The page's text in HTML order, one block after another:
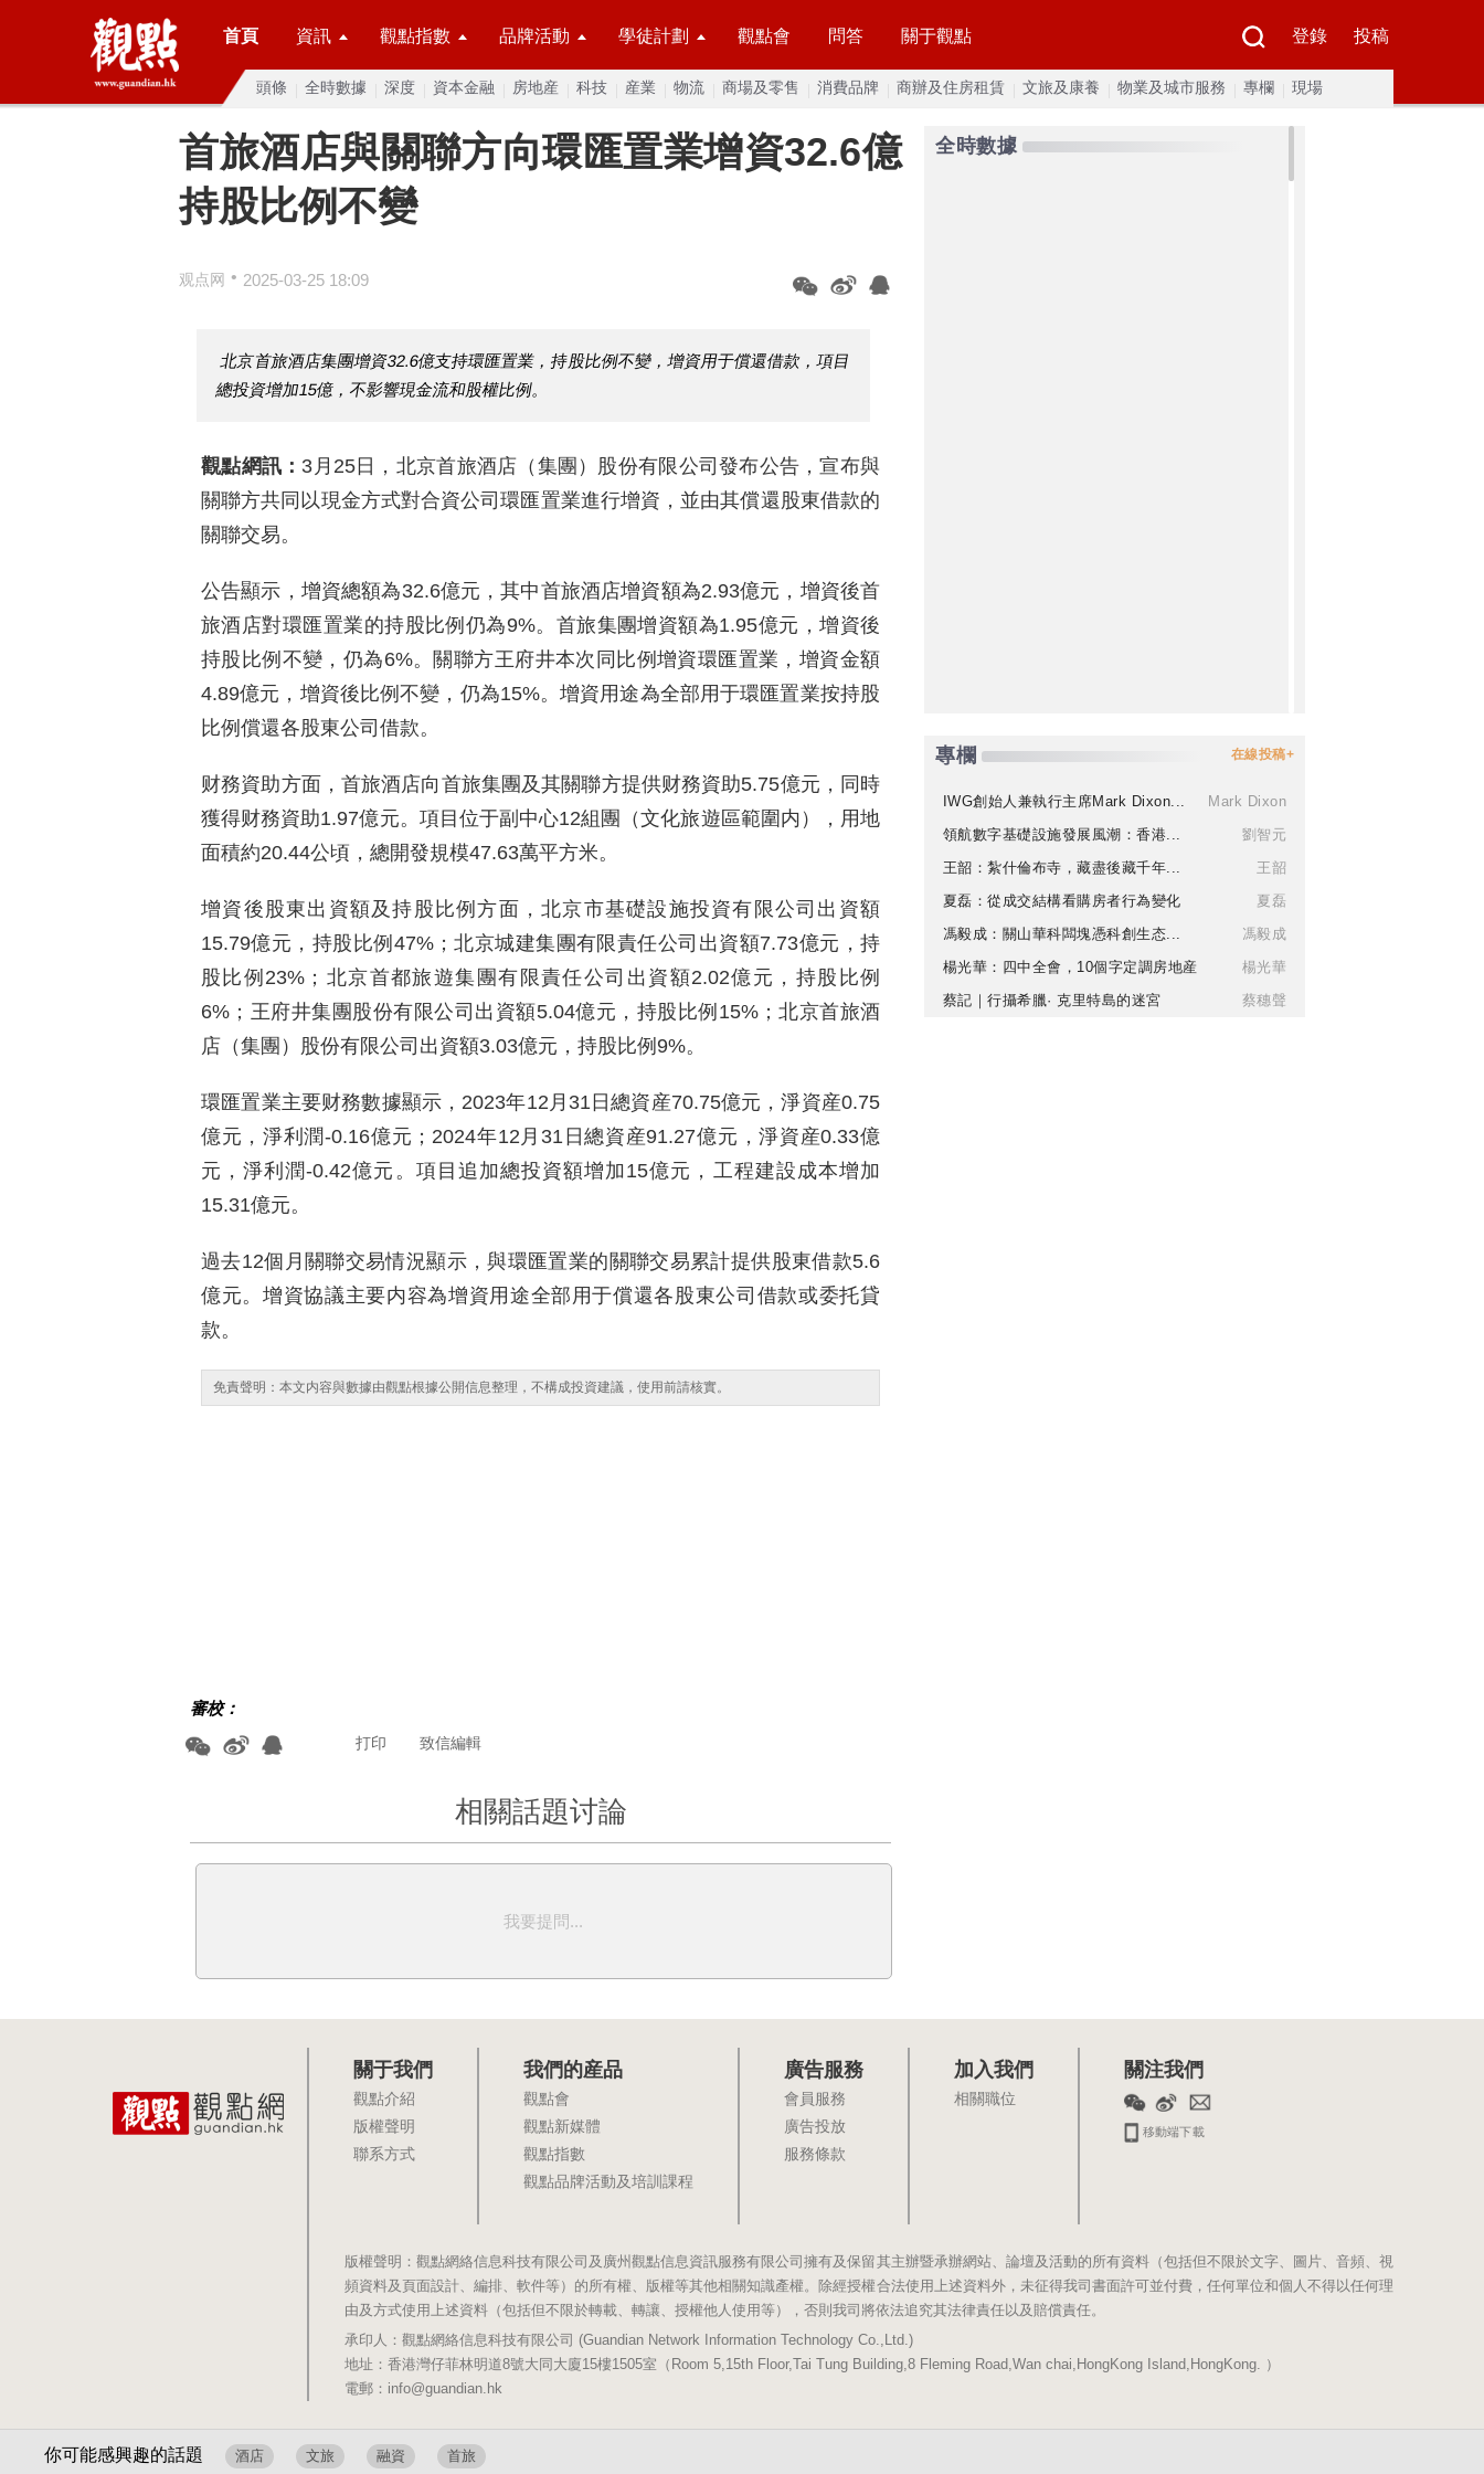
首頁 資訊 觀點指數 品牌活動 學徒計劃 觀點會 問答 關于觀點 登錄 投稿
頭條 全時數據 深度 資本金融 房地産 科技 産業 物流 商場及零售 消費品牌 商辦及住房租賃 文旅及康養 物業及城市服務 專欄 現場
首旅酒店與關聯方向環匯置業增資32.6億
持股比例不變
观点网 • 2025-03-25 18:09
北京首旅酒店集團增資32.6億支持環匯置業，持股比例不變，增資用于償還借款，項目
總投資增加15億，不影響現金流和股權比例。
觀點網訊： 3月25日，北京首旅酒店（集團）股份有限公司發布公告，宣布與
關聯方共同以現金方式對合資公司環匯置業進行增資，並由其償還股東借款的
關聯交易。
公告顯示，增資總額為32.6億元，其中首旅酒店增資額為2.93億元，增資後首
旅酒店對環匯置業的持股比例仍為9%。首旅集團增資額為1.95億元，增資後
持股比例不變，仍為6%。關聯方王府井本次同比例增資環匯置業，增資金額
4.89億元，增資後比例不變，仍為15%。增資用途為全部用于環匯置業按持股
比例償還各股東公司借款。
财務資助方面，首旅酒店向首旅集團及其關聯方提供财務資助5.75億元，同時
獲得财務資助1.97億元。項目位于副中心12組團（文化旅遊區範圍内），用地
面積約20.44公頃，總開發規模47.63萬平方米。
增資後股東出資額及持股比例方面，北京市基礎設施投資有限公司出資額
15.79億元，持股比例47%；北京城建集團有限責任公司出資額7.73億元，持
股比例23%；北京首都旅遊集團有限責任公司出資額2.02億元，持股比例
6%；王府井集團股份有限公司出資額5.04億元，持股比例15%；北京首旅酒
店（集團）股份有限公司出資額3.03億元，持股比例9%。
環匯置業主要财務數據顯示，2023年12月31日總資産70.75億元，淨資産0.75
億元，淨利潤-0.16億元；2024年12月31日總資産91.27億元，淨資産0.33億
元，淨利潤-0.42億元。項目追加總投資額增加15億元，工程建設成本增加
15.31億元。
過去12個月關聯交易情況顯示，與環匯置業的關聯交易累計提供股東借款5.6
億元。增資協議主要内容為增資用途全部用于償還各股東公司借款或委托貸
款。
免責聲明：本文内容與數據由觀點根據公開信息整理，不構成投資建議，使用前請核實。
審校：
致信編輯
打印
相關話題讨論
我要提問...
全時數據
專欄 在線投稿+
IWG創始人兼執行主席Mark Dixon...
Mark Dixon
領航數字基礎設施發展風潮：香港...
劉智元
王韶：紮什倫布寺，藏盡後藏千年...
王韶
夏磊：從成交結構看購房者行為變化
夏磊
馮毅成：關山華科闆塊憑科創生态...
馮毅成
楊光華：四中全會，10個字定調房地産
楊光華
蔡記｜行攝希臘· 克里特島的迷宮
蔡穗聲
你可能感興趣的話題 酒店 文旅 融資 首旅
關于我們
觀點介紹
版權聲明
聯系方式
我們的産品
觀點會
觀點新媒體
觀點指數
觀點品牌活動及培訓課程
廣告服務
會員服務
廣告投放
服務條款
加入我們
相關職位
關注我們
移動端下載
版權聲明：觀點網絡信息科技有限公司及廣州觀點信息資訊服務有限公司擁有及保留其主辦暨承辦網站、論壇及活動的所有資料（包括但不限於文字、圖片、音頻、視
頻資料及頁面設計、編排、軟件等）的所有權、版權等其他相關知識產權。除經授權合法使用上述資料外，未征得我司書面許可並付費，任何單位和個人不得以任何理
由及方式使用上述資料（包括但不限於轉載、轉讓、授權他人使用等），否則我司將依法追究其法律責任以及賠償責任。
承印人：觀點網絡信息科技有限公司 (Guandian Network Information Technology Co.,Ltd.)
地址：香港灣仔菲林明道8號大同大廈15樓1505室（Room 5,15th Floor,Tai Tung Building,8 Fleming Road,Wan chai,HongKong Island,HongKong. ）
電郵：info@guandian.hk